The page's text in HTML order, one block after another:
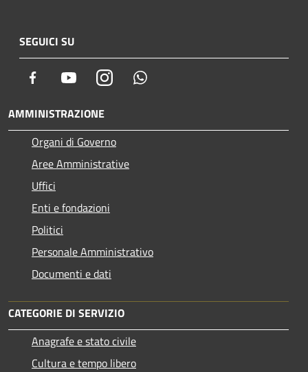
SEGUICI SU
Facebook YoutubeInstagram
AMMINISTRAZIONE
Organi di Governo
Aree Amministrative
Uffici
Enti e fondazioni
Politici
Personale Amministrativo
Documenti e dati
CATEGORIE DI SERVIZIO
Anagrafe e stato civile
Cultura e tempo libero